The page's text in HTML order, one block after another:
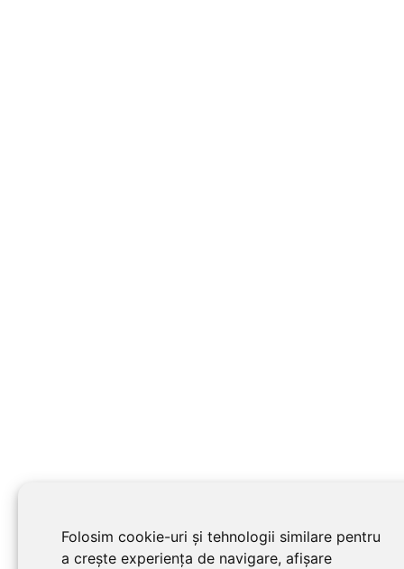
Folosim cookie-uri și tehnologii similare pentru
a crește experiența de navigare, afișare